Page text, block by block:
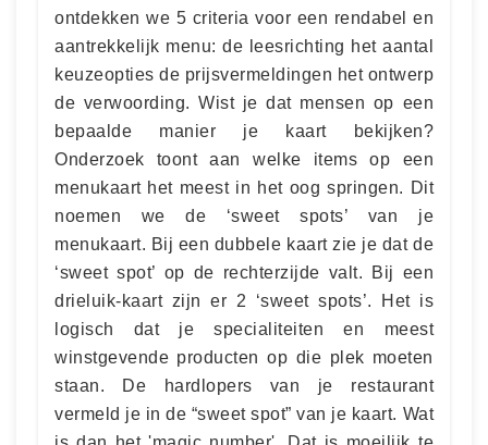
ontdekken we 5 criteria voor een rendabel en
aantrekkelijk menu: de leesrichting het aantal
keuzeopties de prijsvermeldingen het ontwerp
de verwoording. Wist je dat mensen op een
bepaalde manier je kaart bekijken?
Onderzoek toont aan welke items op een
menukaart het meest in het oog springen. Dit
noemen we de ‘sweet spots’ van je
menukaart. Bij een dubbele kaart zie je dat de
‘sweet spot’ op de rechterzijde valt. Bij een
drieluik-kaart zijn er 2 ‘sweet spots’. Het is
logisch dat je specialiteiten en meest
winstgevende producten op die plek moeten
staan. De hardlopers van je restaurant
vermeld je in de “sweet spot” van je kaart. Wat